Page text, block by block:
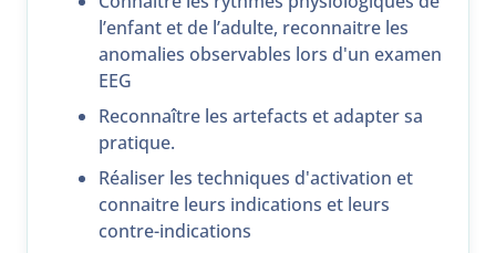
l’enfant et de l’adulte, reconnaitre les
anomalies observables lors d'un examen
EEG
Reconnaître les artefacts et adapter sa
pratique.
Réaliser les techniques d'activation et
connaitre leurs indications et leurs
contre-indications